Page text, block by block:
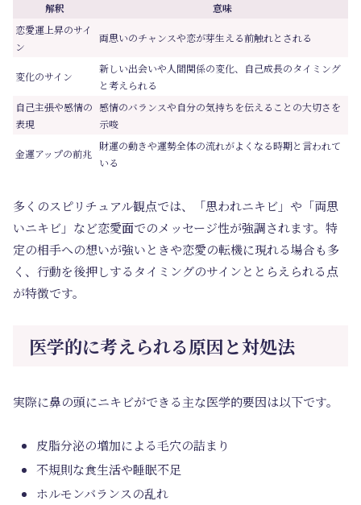
解釈
意味
恋愛運上昇のサイ
ン
両思いのチャンスや恋が芽生える前触れとされる
変化のサイン
新しい出会いや人間関係の変化、自己成長のタイミング
と考えられる
自己主張や感情の
表現
感情のバランスや自分の気持ちを伝えることの大切さを
示唆
金運アップの前兆
財運の動きや運勢全体の流れがよくなる時期と言われて
いる
多くのスピリチュアル観点では、「思われニキビ」や「両思
いニキビ」など恋愛面でのメッセージ性が強調されます。特
定の相手への想いが強いときや恋愛の転機に現れる場合も多
く、行動を後押しするタイミングのサインととらえられる点
が特徴です。
医学的に考えられる原因と対処法
実際に鼻の頭にニキビができる主な医学的要因は以下です。
皮脂分泌の増加による毛穴の詰まり
不規則な食生活や睡眠不足
ホルモンバランスの乱れ